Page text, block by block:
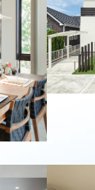
1,000万円台
部屋数
3LDK
家を建てた年齢